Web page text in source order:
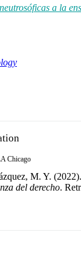
a la
Chicago
M. Y.
del derecho.